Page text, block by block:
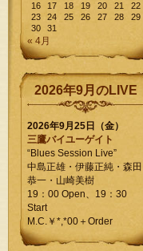
16
17 18 19 20 21
22
23
24 25 26 27 28
29
30
31
« 4月
2026年9月のLIVE
2026年9月25日（金）
三鷹バイユーゲイト
“Blues Session Live”
中島正雄・伊藤正純・森田
恭一・山崎美樹
19：00 Open、19：30
Start
M.C.￥*,*00＋Order